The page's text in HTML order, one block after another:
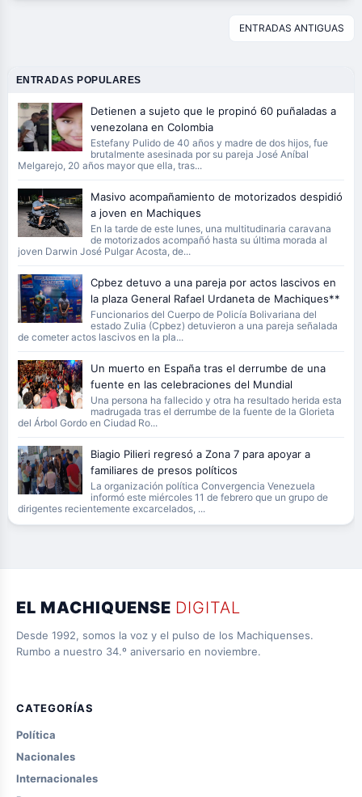
ENTRADAS ANTIGUAS
ENTRADAS POPULARES
Detienen a sujeto que le propinó 60 puñaladas a
venezolana en Colombia
Estefany Pulido de 40 años y madre de dos hijos, fue
brutalmente asesinada por su pareja José Aníbal
Melgarejo, 20 años mayor que ella, tras...
Masivo acompañamiento de motorizados despidió
a joven en Machiques
En la tarde de este lunes, una multitudinaria caravana
de motorizados acompañó hasta su última morada al
joven Darwin José Pulgar Acosta, de...
Cpbez detuvo a una pareja por actos lascivos en
la plaza General Rafael Urdaneta de Machiques**
Funcionarios del Cuerpo de Policía Bolivariana del
estado Zulia (Cpbez) detuvieron a una pareja señalada
de cometer actos lascivos en la pla...
Un muerto en España tras el derrumbe de una
fuente en las celebraciones del Mundial
Una persona ha fallecido y otra ha resultado herida esta
madrugada tras el derrumbe de la fuente de la Glorieta
del Árbol Gordo en Ciudad Ro...
Biagio Pilieri regresó a Zona 7 para apoyar a
familiares de presos políticos
La organización política Convergencia Venezuela
informó este miércoles 11 de febrero que un grupo de
dirigentes recientemente excarcelados, ...
EL MACHIQUENSE DIGITAL
Desde 1992, somos la voz y el pulso de los Machiquenses.
Rumbo a nuestro 34.º aniversario en noviembre.
CATEGORÍAS
Política
Nacionales
Internacionales